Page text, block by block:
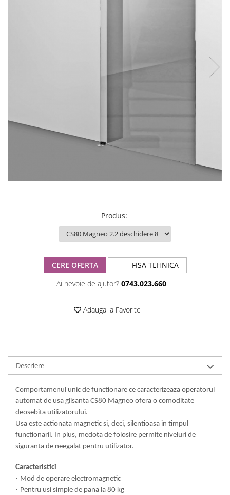
Produs:
CERE OFERTA
FISA TEHNICA
Ai nevoie de ajutor? 0743.023.660
Adauga la Favorite
Descriere
Comportamenul unic de functionare ce caracterizeaza operatorul
automat de usa glisanta CS80 Magneo ofera o comoditate
deosebita utilizatorului.
Usa este actionata magnetic si, deci, silentioasa in timpul
functionarii. In plus, medota de folosire permite niveluri de
siguranta de neegalat pentru utilizator.
Caracteristici
· Mod de operare electromagnetic
· Pentru usi simple de pana la 80 kg